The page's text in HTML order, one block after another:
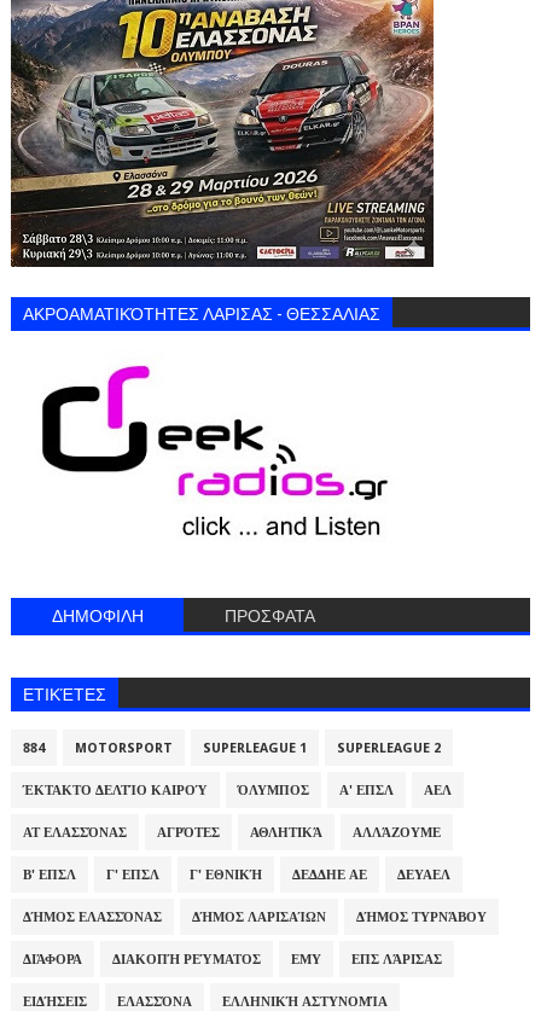
ΑΚΡΟΑΜΑΤΙΚΌΤΗΤΕΣ ΛΑΡΙΣΑΣ - ΘΕΣΣΑΛΙΑΣ
ΔΗΜΟΦΙΛΗ ΠΡΟΣΦΑΤΑ
ΕΤΙΚΈΤΕΣ
884 MOTORSPORT SUPERLEAGUE 1 SUPERLEAGUE 2
ΈΚΤΑΚΤΟ ΔΕΛΤΊΟ ΚΑΙΡΟΎ ΌΛΥΜΠΟΣ Α' ΕΠΣΛ ΑΕΛ
ΑΤ ΕΛΑΣΣΌΝΑΣ ΑΓΡΌΤΕΣ ΑΘΛΗΤΙΚΆ ΑΛΛΆΖΟΥΜΕ
Β' ΕΠΣΛ Γ' ΕΠΣΛ Γ' ΕΘΝΙΚΉ ΔΕΔΔΗΕ ΑΕ ΔΕΥΑΕΛ
ΔΉΜΟΣ ΕΛΑΣΣΌΝΑΣ ΔΉΜΟΣ ΛΑΡΙΣΑΊΩΝ ΔΉΜΟΣ ΤΥΡΝΆΒΟΥ
ΔΙΆΦΟΡΑ ΔΙΑΚΟΠΉ ΡΕΎΜΑΤΟΣ ΕΜΥ ΕΠΣ ΛΆΡΙΣΑΣ
ΕΙΔΉΣΕΙΣ ΕΛΑΣΣΌΝΑ ΕΛΛΗΝΙΚΉ ΑΣΤΥΝΟΜΊΑ